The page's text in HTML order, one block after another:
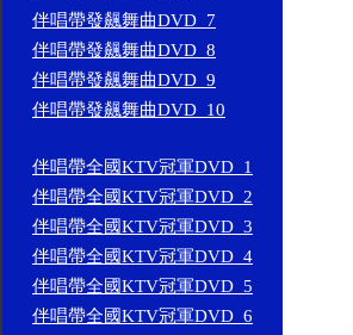
伴唱帶發飆舞曲DVD_7
伴唱帶發飆舞曲DVD_8
伴唱帶發飆舞曲DVD_9
伴唱帶發飆舞曲DVD_10
伴唱帶全國KTV冠軍DVD_1
伴唱帶全國KTV冠軍DVD_2
伴唱帶全國KTV冠軍DVD_3
伴唱帶全國KTV冠軍DVD_4
伴唱帶全國KTV冠軍DVD_5
伴唱帶全國KTV冠軍DVD_6